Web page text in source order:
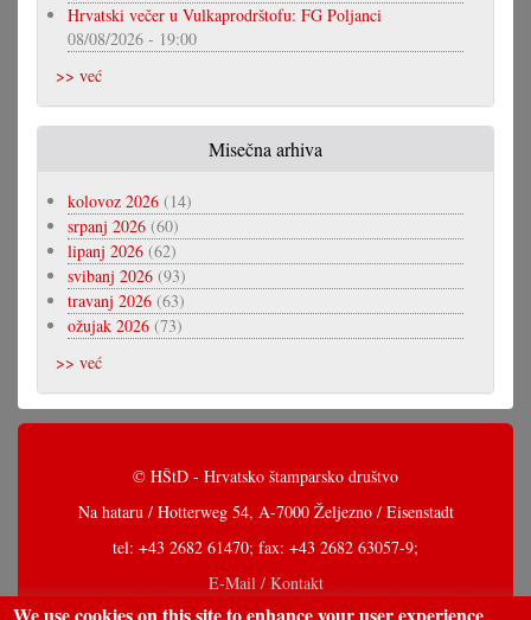
Hrvatski večer u Vulkaprodrštofu: FG Poljanci
08/08/2026 - 19:00
>> već
Misečna arhiva
kolovoz 2026 (14)
srpanj 2026 (60)
lipanj 2026 (62)
svibanj 2026 (93)
travanj 2026 (63)
ožujak 2026 (73)
>> već
© HŠtD - Hrvatsko štamparsko društvo
Na hataru / Hotterweg 54, A-7000 Željezno / Eisenstadt
tel: +43 2682 61470; fax: +43 2682 63057-9;
E-Mail / Kontakt